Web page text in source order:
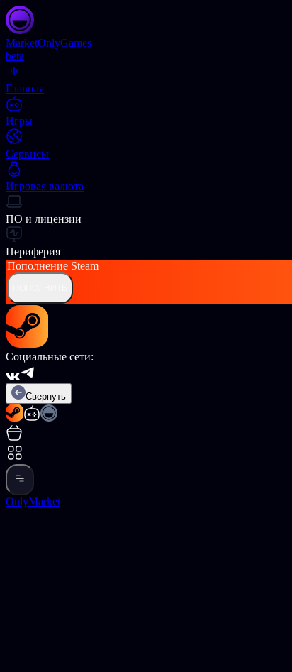
MarketOnlyGames
beta
Главная
Игры
Сервисы
Игровая валюта
ПО и лицензии
Периферия
Пополнение Steam
Социальные сети:
Свернуть
OnlyMarket